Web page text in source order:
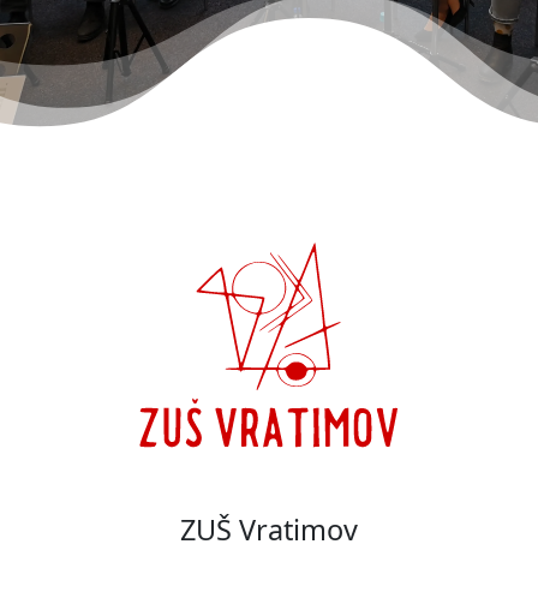
ZUŠ Vratimov